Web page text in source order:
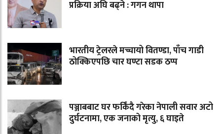
प्रक्रिया अघि बढ्ने : गगन थापा
भारतीय ट्रेलरले मच्चायो वितण्डा, पाँच गाडी
ठोक्किएपछि चार घण्टा सडक ठप्प
पञ्जाबबाट घर फर्किंदै गरेका नेपाली सवार अटो
दुर्घटनामा, एक जनाको मृत्यु, ६ घाइते